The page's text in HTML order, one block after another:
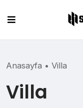
content
Anasayfa • Villa
Villa